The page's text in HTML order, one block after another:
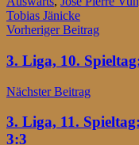
Tobias Jänicke
Vorheriger Beitrag
3. Liga, 10.
Nächster Beitrag
3. Liga, 11.
3:3